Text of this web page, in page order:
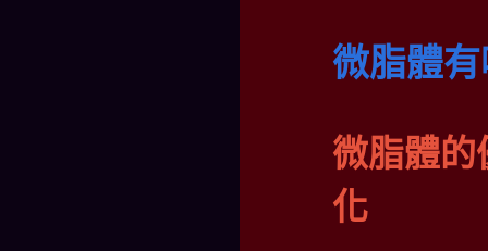
微脂體
微脂體的
化